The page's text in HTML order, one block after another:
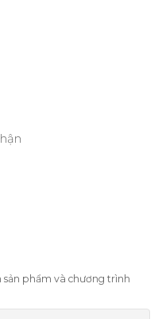
phẩm và chương trình